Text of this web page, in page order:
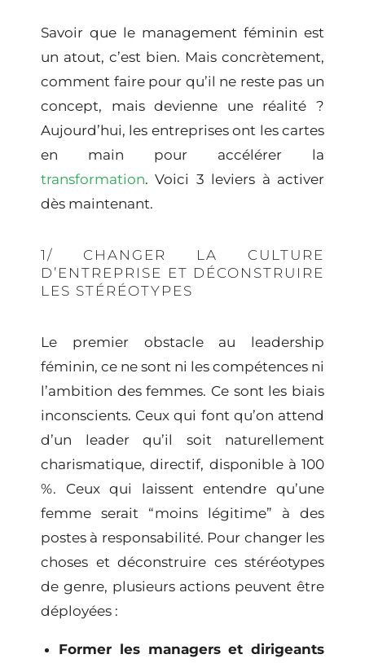
Savoir que le management féminin est
un atout, c’est bien. Mais concrètement,
comment faire pour qu’il ne reste pas un
concept, mais devienne une réalité ?
Aujourd’hui, les entreprises ont les cartes
en main pour accélérer la
transformation. Voici 3 leviers à activer
dès maintenant.
1/ CHANGER LA CULTURE
D’ENTREPRISE ET DÉCONSTRUIRE
LES STÉRÉOTYPES
Le premier obstacle au leadership
féminin, ce ne sont ni les compétences ni
l’ambition des femmes. Ce sont les biais
inconscients. Ceux qui font qu’on attend
d’un leader qu’il soit naturellement
charismatique, directif, disponible à 100
%. Ceux qui laissent entendre qu’une
femme serait “moins légitime” à des
postes à responsabilité. Pour changer les
choses et déconstruire ces stéréotypes
de genre, plusieurs actions peuvent être
déployées :
Former les managers et dirigeants